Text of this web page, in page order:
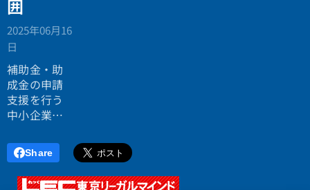
囲
2025年06月16
日
補助金・助
成金の申請
支援を行う
中小企業診
が、行政書
士の独占業
務にあたる
かり忘れて
しまってい
合も想定さ
要件を強い
Share